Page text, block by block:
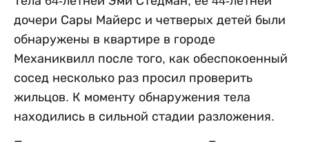
дочери Сары Майерс и четверых детей были
обнаружены в квартире в городе
Механиквилл после того, как обеспокоенный
сосед несколько раз просил проверить
жильцов. К моменту обнаружения тела
находились в сильной стадии разложения.